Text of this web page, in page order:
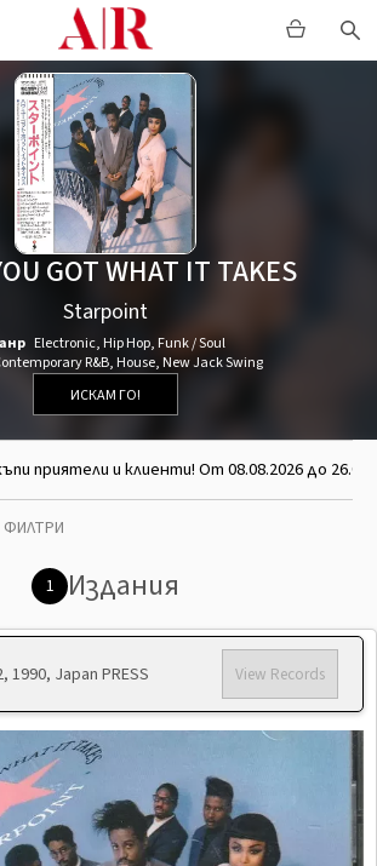
GOT WHAT IT TAKES
Starpoint
Electronic, Hip Hop, Funk / Soul
R&B,House,New Jack Swing
ИСКАМ ГО!
приятели и клиенти! От 08.08.2026 до
ФИЛТРИ
1 Издания
1990, Japan PRESS View Records